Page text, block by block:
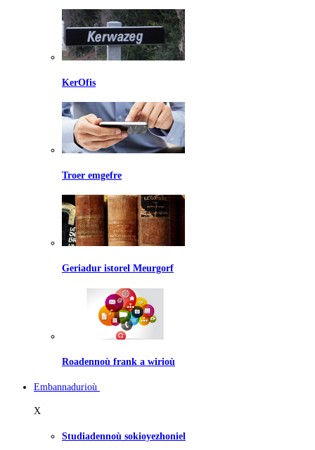
KerOfis
Troer emgefre
Geriadur istorel Meurgorf
Roadennoù frank a wirioù
Embannadurioù
X
Studiadennoù sokioyezhoniel